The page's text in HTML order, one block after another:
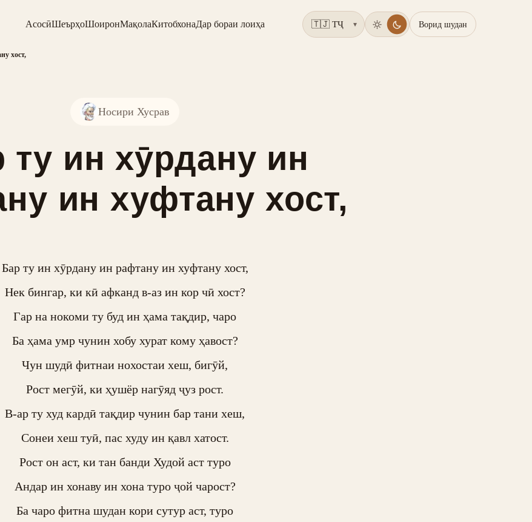
АсосӣШеърҳоШоиронМақолаКитобхонаДар бораи лоиҳа ▾ Ворид шудан
хост,
Носири Хусрав
ту ин хӯрдану ин
ин хуфтану хост,
Бар ту ин хӯрдану ин рафтану ин хуфтану хост,
Нек бингар, ки кӣ афканд в-аз ин кор чӣ хост?
Гар на нокоми ту буд ин ҳама тақдир, чаро
Ба ҳама умр чунин хобу хурат кому ҳавост?
Чун шудӣ фитнаи нохостаи хеш, бигӯй,
Рост мегӯй, ки ҳушёр нагӯяд ҷуз рост.
В-ар ту худ кардӣ тақдир чунин бар тани хеш,
Сонеи хеш туӣ, пас худу ин қавл хатост.
Рост он аст, ки тан банди Худой аст туро
Андар ин хонаву ин хона туро ҷой чарост?
Ба чаро фитна шудан кори сутур аст, туро